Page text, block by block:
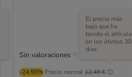
-24.98% Precio normal12,49 €
El precio más
bajo que ha
tenido el artículo
en los útimos 30
días.
Sin valoraciones